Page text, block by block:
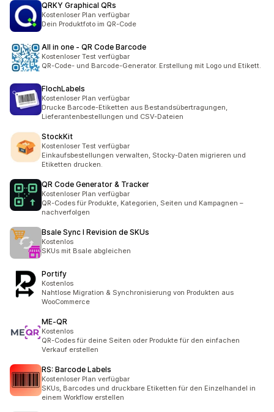
QRKY Graphical QRs
Kostenloser Plan verfügbar
Dein Produktfoto im QR-Code
All in one ‑ QR Code Barcode
Kostenloser Test verfügbar
QR-Code- und Barcode-Generator. Erstellung mit Logo und Etikett.
FlochLabels
Kostenloser Plan verfügbar
Drucke Barcode-Etiketten aus Bestandsübertragungen,
Lieferantenbestellungen und CSV-Dateien
StockKit
Kostenloser Test verfügbar
Einkaufsbestellungen verwalten, Stocky-Daten migrieren und
Etiketten drucken.
QR Code Generator & Tracker
Kostenloser Plan verfügbar
QR-Codes für Produkte, Kategorien, Seiten und Kampagnen –
nachverfolgen
Bsale Sync I Revision de SKUs
Kostenlos
SKUs mit Bsale abgleichen
Portify
Kostenlos
Nahtlose Migration & Synchronisierung von Produkten aus
WooCommerce
ME‑QR
Kostenlos
QR-Codes für deine Seiten oder Produkte für den einfachen
Verkauf erstellen
RS: Barcode Labels
Kostenloser Plan verfügbar
SKUs, Barcodes und druckbare Etiketten für den Einzelhandel in
einem Workflow erstellen